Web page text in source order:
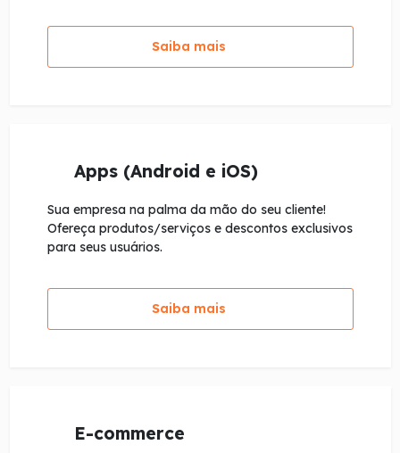
Saiba mais
Apps (Android e iOS)
Sua empresa na palma da mão do seu cliente!
Ofereça produtos/serviços e descontos exclusivos
para seus usuários.
Saiba mais
E-commerce